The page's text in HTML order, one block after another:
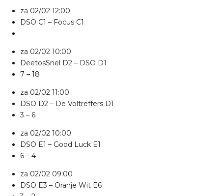
za 02/02 12:00
DSO C1 – Focus C1
za 02/02 10:00
DeetosSnel D2 – DSO D1
7 – 18
za 02/02 11:00
DSO D2 – De Voltreffers D1
3 – 6
za 02/02 10:00
DSO E1 – Good Luck E1
6 – 4
za 02/02 09:00
DSO E3 – Oranje Wit E6